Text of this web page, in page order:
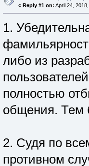
« Reply #1 on: April 24,
1.
либо из
полностью
общения. Тем
2. Судя по
противном